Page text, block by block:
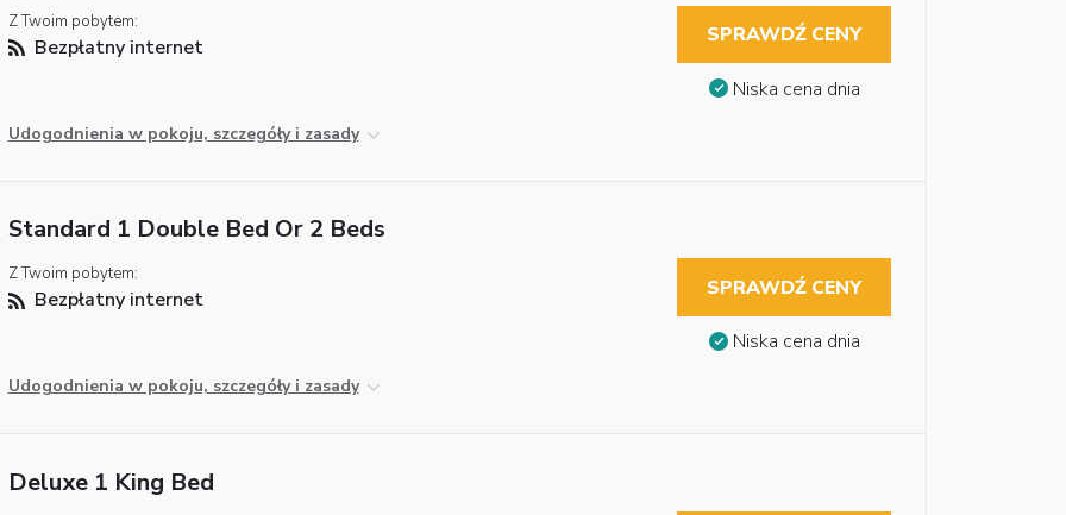
Z Twoim pobytem:
Bezpłatny internet
Udogodnienia w pokoju, szczegóły i zasady
SPRAWDŹ CENY
Niska cena dnia
Standard 1 Double Bed Or 2 Beds
Z Twoim pobytem:
Bezpłatny internet
Udogodnienia w pokoju, szczegóły i zasady
SPRAWDŹ CENY
Niska cena dnia
Deluxe 1 King Bed